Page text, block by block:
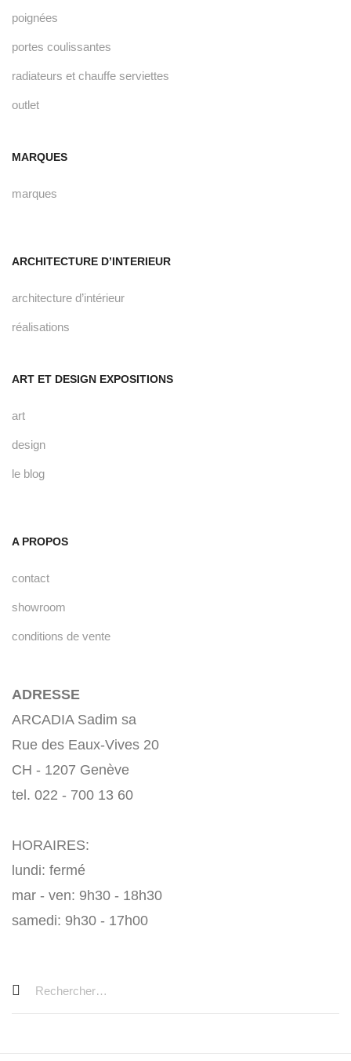
poignées
portes coulissantes
radiateurs et chauffe serviettes
outlet
MARQUES
marques
ARCHITECTURE D’INTERIEUR
architecture d’intérieur
réalisations
ART ET DESIGN EXPOSITIONS
art
design
le blog
A PROPOS
contact
showroom
conditions de vente
ADRESSE
ARCADIA Sadim sa
Rue des Eaux-Vives 20
CH - 1207 Genève
tel. 022 - 700 13 60
HORAIRES:
lundi: fermé
mar - ven: 9h30 - 18h30
samedi: 9h30 - 17h00